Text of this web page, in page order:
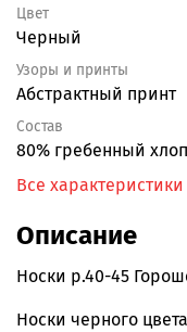
Цвет
Черный
Узоры и принты
Абстрактный принт
Состав
80% гребенный
Все характеристики
Описание
Носки р.40-45
Носки черного цвета